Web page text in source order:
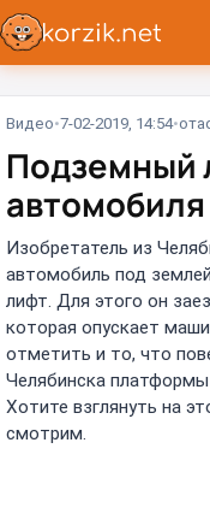
Видео 7-02-2019, 14:54 от
Подземный
Изобретатель из
автомобиль под
лифт. Для этого он
которая опускает
отметить и то, что
Челябинска
Хотите взглянуть на
смотрим.